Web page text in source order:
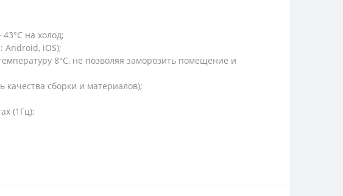
на холод;
Android, iOS);
8°С, не позволяя заморозить помещение и
сборки и материалов);
(1Гц);